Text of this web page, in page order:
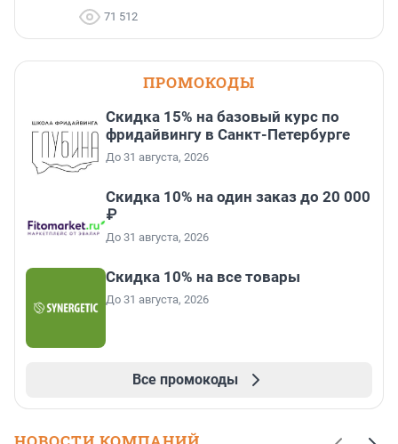
71 512
ПРОМОКОДЫ
Скидка 15% на базовый курс по
фридайвингу в Санкт-Петербурге
До 31 августа, 2026
Скидка 10% на один заказ до 20 000
₽
До 31 августа, 2026
Скидка 10% на все товары
До 31 августа, 2026
Все промокоды